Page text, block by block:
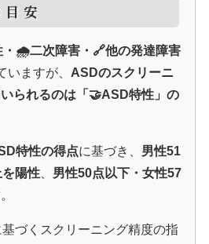
安
・🌧️二次障害・🔗他の発達障害
ますが、 ASDのスクリーニ
られるのは「🤝ASD特性」の
特性の得点に基づき、 男性51
陽性
男性50点以下・女性57
づくスクリーニング精度の指